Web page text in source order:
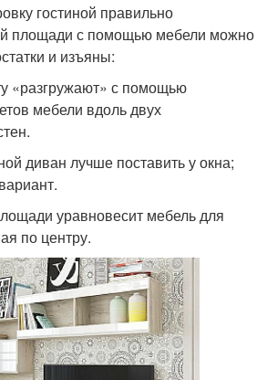
гостиной правильно
площади с помощью мебели можно
и изъяны:
«разгружают» с помощью
мебели вдоль двух
диван лучше поставить у окна;
уравновесит мебель для
по центру.